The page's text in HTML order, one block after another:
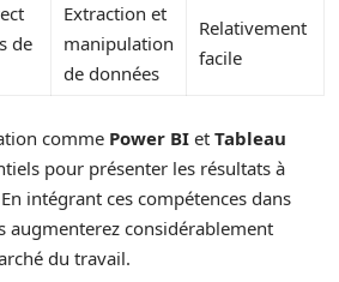
de
Extraction et
manipulation
de données
Relativement
facile
comme Power BI et Tableau
pour présenter les résultats à
intégrant ces compétences dans
augmenterez considérablement
du travail.